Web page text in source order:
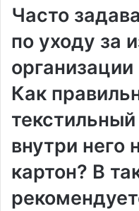
Часто
по уходу за
Как
внутри него
картон? В